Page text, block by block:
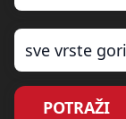
sve vrste
POTRAŽI